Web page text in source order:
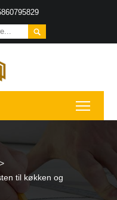

>
til køkken og